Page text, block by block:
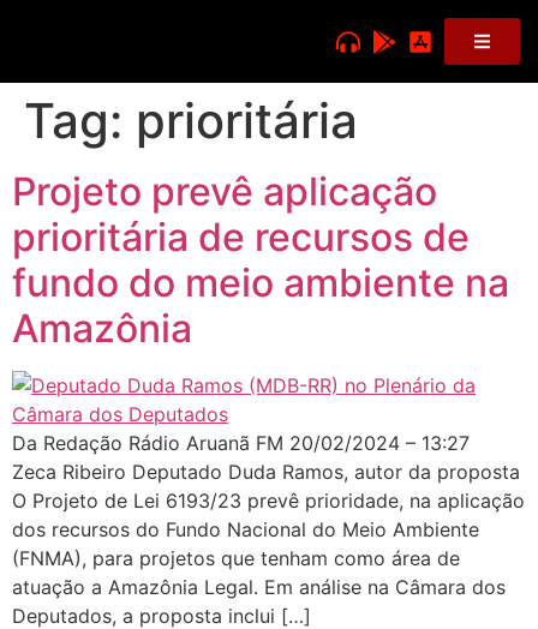
Tag: prioritária
Projeto prevê aplicação
prioritária de recursos de
fundo do meio ambiente na
Amazônia
Da Redação Rádio Aruanã FM 20/02/2024 – 13:27
Zeca Ribeiro Deputado Duda Ramos, autor da proposta
O Projeto de Lei 6193/23 prevê prioridade, na aplicação
dos recursos do Fundo Nacional do Meio Ambiente
(FNMA), para projetos que tenham como área de
atuação a Amazônia Legal. Em análise na Câmara dos
Deputados, a proposta inclui […]